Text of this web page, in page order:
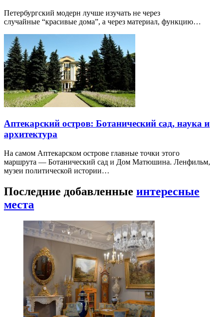
Петербургский модерн лучше изучать не через
случайные “красивые дома”, а через материал, функцию…
Аптекарский остров: Ботанический сад, наука и
архитектура
На самом Аптекарском острове главные точки этого
маршрута — Ботанический сад и Дом Матюшина. Ленфильм,
музеи политической истории…
Последние добавленные интересные
места